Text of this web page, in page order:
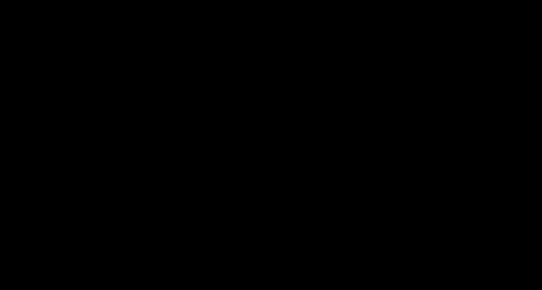
o
|\
\
o
|\
\
__
(\
/  o
/|\
/ \